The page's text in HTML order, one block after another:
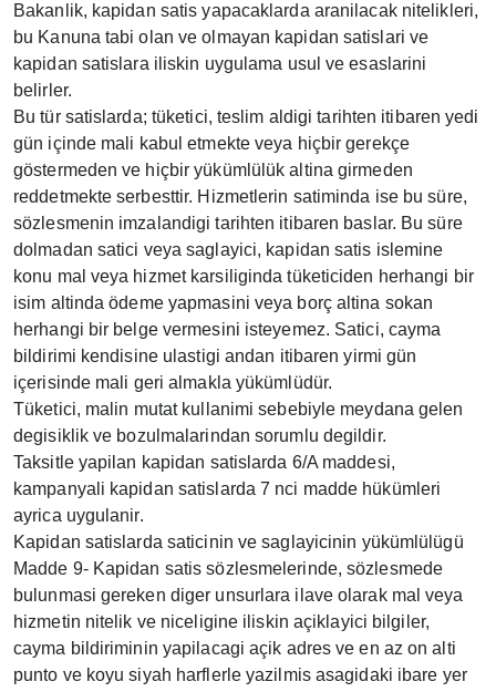
Bakanlik, kapidan satis yapacaklarda aranilacak nitelikleri,
bu Kanuna tabi olan ve olmayan kapidan satislari ve
kapidan satislara iliskin uygulama usul ve esaslarini
belirler.
Bu tür satislarda; tüketici, teslim aldigi tarihten itibaren yedi
gün içinde mali kabul etmekte veya hiçbir gerekçe
göstermeden ve hiçbir yükümlülük altina girmeden
reddetmekte serbesttir. Hizmetlerin satiminda ise bu süre,
sözlesmenin imzalandigi tarihten itibaren baslar. Bu süre
dolmadan satici veya saglayici, kapidan satis islemine
konu mal veya hizmet karsiliginda tüketiciden herhangi bir
isim altinda ödeme yapmasini veya borç altina sokan
herhangi bir belge vermesini isteyemez. Satici, cayma
bildirimi kendisine ulastigi andan itibaren yirmi gün
içerisinde mali geri almakla yükümlüdür.
Tüketici, malin mutat kullanimi sebebiyle meydana gelen
degisiklik ve bozulmalarindan sorumlu degildir.
Taksitle yapilan kapidan satislarda 6/A maddesi,
kampanyali kapidan satislarda 7 nci madde hükümleri
ayrica uygulanir.
Kapidan satislarda saticinin ve saglayicinin yükümlülügü
Madde 9- Kapidan satis sözlesmelerinde, sözlesmede
bulunmasi gereken diger unsurlara ilave olarak mal veya
hizmetin nitelik ve niceligine iliskin açiklayici bilgiler,
cayma bildiriminin yapilacagi açik adres ve en az on alti
punto ve koyu siyah harflerle yazilmis asagidaki ibare yer